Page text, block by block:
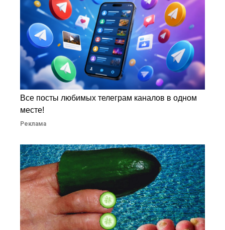
Все посты любимых телеграм каналов в одном
месте!
Реклама